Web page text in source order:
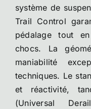
système de
Trail Control
pédalage tout
chocs. La
maniabilité
techniques. Le
et réactivité,
(Universal